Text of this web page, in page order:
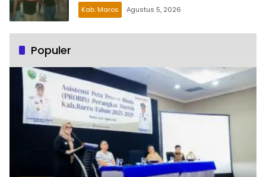
Kab. Maros Agustus 5, 2026
Populer